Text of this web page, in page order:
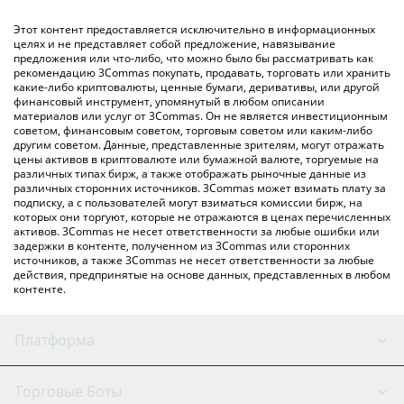
Вы также можете использовать приведенную выше таблицу
цен IOTA, чтобы проверить последние цены на IOTA в
основных фиатных и криптовалютах.
Этот контент предоставляется исключительно в информационных
целях и не представляет собой предложение, навязывание
предложения или что-либо, что можно было бы рассматривать как
рекомендацию 3Commas покупать, продавать, торговать или хранить
какие-либо криптовалюты, ценные бумаги, деривативы, или другой
финансовый инструмент, упомянутый в любом описании
материалов или услуг от 3Commas. Он не является инвестиционным
советом, финансовым советом, торговым советом или каким-либо
другим советом. Данные, представленные зрителям, могут отражать
цены активов в криптовалюте или бумажной валюте, торгуемые на
различных типах бирж, а также отображать рыночные данные из
различных сторонних источников. 3Commas может взимать плату за
подписку, а с пользователей могут взиматься комиссии бирж, на
которых они торгуют, которые не отражаются в ценах перечисленных
активов. 3Commas не несет ответственности за любые ошибки или
задержки в контенте, полученном из 3Commas или сторонних
источников, а также 3Commas не несет ответственности за любые
действия, предпринятые на основе данных, представленных в любом
контенте.
Платформа
GRID Бот
Торговые Боты